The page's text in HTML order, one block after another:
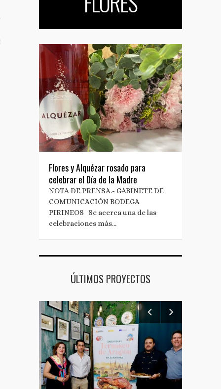
TUS NOTAS DE PRENSA
Flores y Alquézar rosado para
celebrar el Día de la Madre
NOTA DE PRENSA.- GABINETE DE
COMUNICACIÓN BODEGA
PIRINEOS Se acerca una de las
celebraciones más…
ÚLTIMOS PROYECTOS